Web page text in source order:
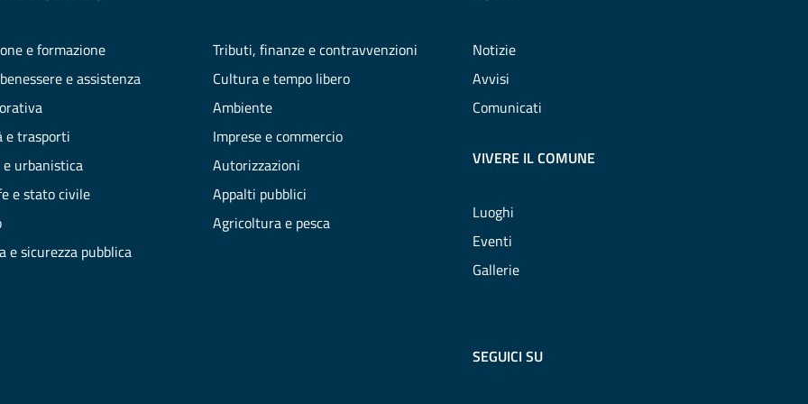
e formazione
e assistenza
e trasporti
urbanistica
e stato civile
e sicurezza pubblica
Tributi, finanze e contravvenzioni
Cultura e tempo libero
Ambiente
Imprese e commercio
Autorizzazioni
Appalti pubblici
Agricoltura e pesca
Notizie
Avvisi
Comunicati
VIVERE IL COMUNE
Luoghi
Eventi
Gallerie
SEGUICI SU